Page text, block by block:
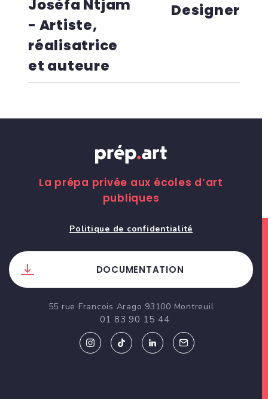
Josèfa Ntjam
- Artiste,
réalisatrice
et auteure
Designer
La prépa privée aux écoles d’art
publiques
Politique de confidentialité
DOCUMENTATION
55 rue Francois Arago 93100 Montreuil
01 83 90 15 44